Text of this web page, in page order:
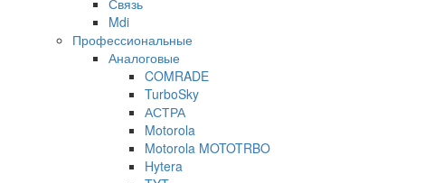
Mdi
Профессиональные
Аналоговые
COMRADE
TurboSky
АСТРА
Motorola
Motorola MOTOTRBO
Hytera